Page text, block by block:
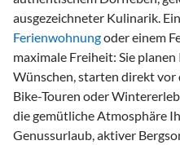
ausgezeichneter Kulinarik.
Ferienwohnungoder einem
maximale Freiheit: Sie planen
Wünschen, starten direkt vor
Bike-Touren oder
die gemütliche Atmosphäre
Genussurlaub, aktiver